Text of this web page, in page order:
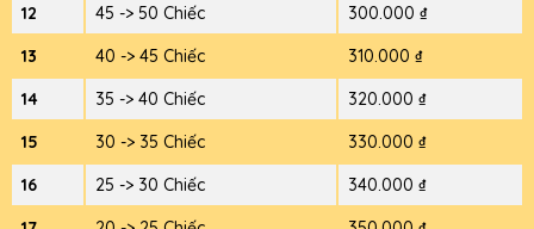
12
45 -> 50 Chiếc
300.000 ₫
13
40 -> 45 Chiếc
310.000 ₫
14
35 -> 40 Chiếc
320.000 ₫
15
30 -> 35 Chiếc
330.000 ₫
16
25 -> 30 Chiếc
340.000 ₫